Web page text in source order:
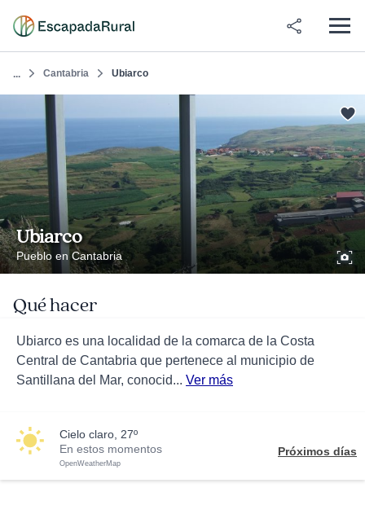
... Cantabria Ubiarco
Ubiarco
Pueblo en Cantabria
Qué hacer
Ubiarco es una localidad de la comarca de la Costa
Central de Cantabria que pertenece al municipio de
Santillana del Mar, conocid... Ver más
cielo claro, 27º
En estos momentos
OpenWeatherMap
Próximos días